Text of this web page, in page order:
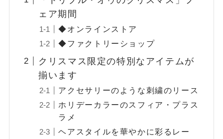
ェア期間
◆オンラインストア
◆ファクトリーショップ
クリスマス限定の特別なアイテムが
揃います
アクセサリーのような刺繍のリース
ホリデーカラーのスフィア・プラス
ラメ
ヘアスタイルを華やかに彩るレー